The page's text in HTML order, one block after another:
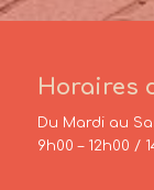
Horaires
Du Mardi au
9h00 – 12h00 /